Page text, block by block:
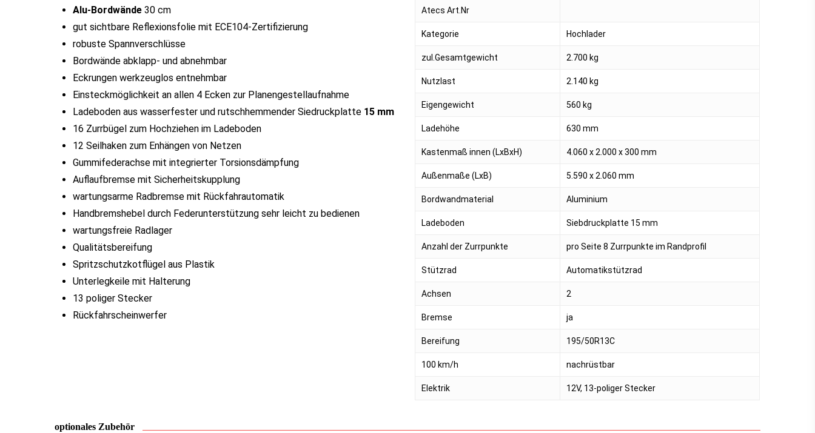
Alu-Bordwände 30 cm
gut sichtbare Reflexionsfolie mit ECE104-Zertifizierung
robuste Spannverschlüsse
Bordwände abklapp- und abnehmbar
Eckrungen werkzeuglos entnehmbar
Einsteckmöglichkeit an allen 4 Ecken zur Planengestellaufnahme
Ladeboden aus wasserfester und rutschhemmender Siedruckplatte 15 mm
16 Zurrbügel zum Hochziehen im Ladeboden
12 Seilhaken zum Enhängen von Netzen
Gummifederachse mit integrierter Torsionsdämpfung
Auflaufbremse mit Sicherheitskupplung
wartungsarme Radbremse mit Rückfahrautomatik
Handbremshebel durch Federunterstützung sehr leicht zu bedienen
wartungsfreie Radlager
Qualitätsbereifung
Spritzschutzkotflügel aus Plastik
Unterlegkeile mit Halterung
13 poliger Stecker
Rückfahrscheinwerfer
Atecs Art.Nr
Kategorie Hochlader
zul.Gesamtgewicht 2.700 kg
Nutzlast 2.140 kg
Eigengewicht 560 kg
Ladehöhe 630 mm
Kastenmaß innen (LxBxH) 4.060 x 2.000 x 300 mm
Außenmaße (LxB) 5.590 x 2.060 mm
Bordwandmaterial Aluminium
Ladeboden Siebdruckplatte 15 mm
Anzahl der Zurrpunkte pro Seite 8 Zurrpunkte im Randprofil
Stützrad Automatikstützrad
Achsen 2
Bremse ja
Bereifung 195/50R13C
100 km/h nachrüstbar
Elektrik 12V, 13-poliger Stecker
optionales Zubehör